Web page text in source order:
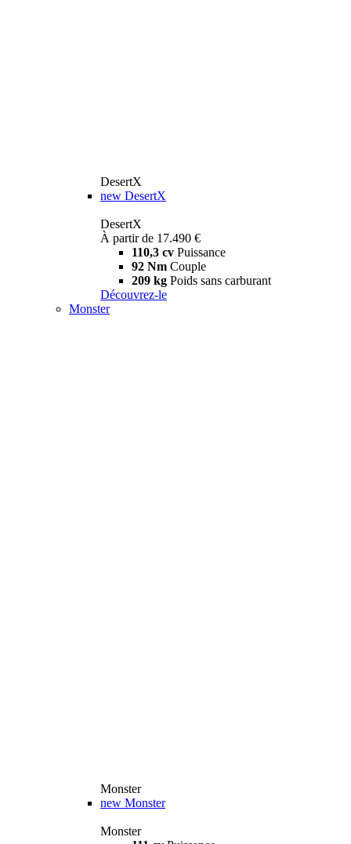
DesertX
new DesertX
DesertX
À partir de 17.490 €
110,3 cv Puissance
92 Nm Couple
209 kg Poids sans carburant
Découvrez-le
Monster
Monster
new Monster
Monster